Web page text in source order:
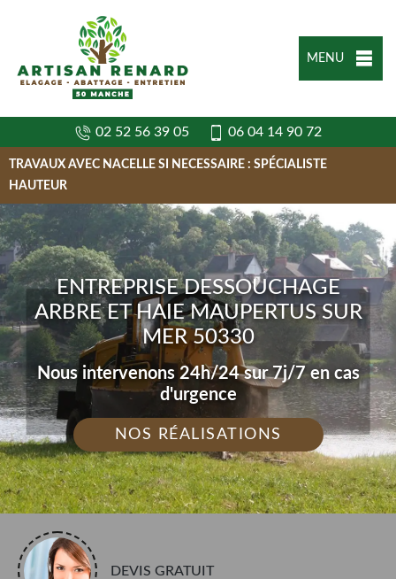
MENU
02 52 56 39 05 06 04 14 90 72
TRAVAUX AVEC NACELLE SI NECESSAIRE : SPÉCIALISTE
HAUTEUR
ENTREPRISE DESSOUCHAGE
ARBRE ET HAIE MAUPERTUS SUR
MER 50330
Nous intervenons 24h/24 sur 7j/7 en cas
d'urgence
NOS RÉALISATIONS
DEVIS GRATUIT